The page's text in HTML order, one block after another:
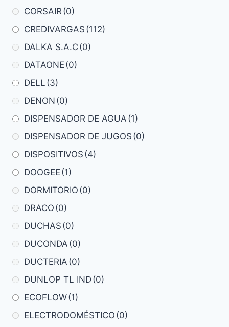
CORSAIR (0)
CREDIVARGAS (112)
DALKA S.A.C(0)
DATAONE (0)
DELL (3)
DENON (0)
DISPENSADOR DE AGUA (1)
DISPENSADOR DE JUGOS (0)
DISPOSITIVOS (4)
DOOGEE (1)
DORMITORIO (0)
DRACO (0)
DUCHAS (0)
DUCONDA (0)
DUCTERIA (0)
DUNLOP TL IND(0)
ECOFLOW(1)
ELECTRODOMÉSTICO (0)